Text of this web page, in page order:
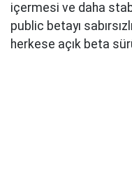
içermesi ve daha
public betayı
herkese açık beta